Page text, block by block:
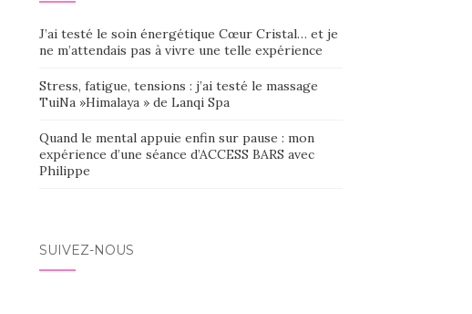
J’ai testé le soin énergétique Cœur Cristal… et je
ne m’attendais pas à vivre une telle expérience
Stress, fatigue, tensions : j’ai testé le massage
TuiNa »Himalaya » de Lanqi Spa
Quand le mental appuie enfin sur pause : mon
expérience d’une séance d’ACCESS BARS avec
Philippe
SUIVEZ-NOUS